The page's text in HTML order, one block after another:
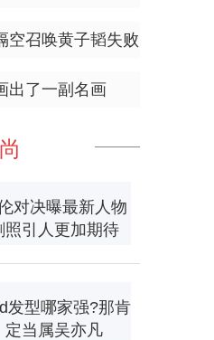
空召唤黄子韬失败
出了一副名画
对决曝最新人物
照引人更加期待
发型哪家强?那肯
定当属吴亦凡